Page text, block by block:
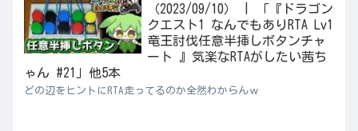
（2023/09/10） | 「『ドラゴン
クエスト1 なんでもありRTA Lv1
竜王討伐任意半挿しボタンチャ
ート 』気楽なRTAがしたい茜ち
ゃん #21」他5本
どの辺をヒントにRTA走ってるのか全然わからんｗ